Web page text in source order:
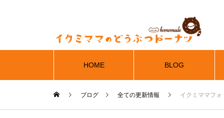
HOME BLOG
ブログ 全ての更新情報 イクミママフ